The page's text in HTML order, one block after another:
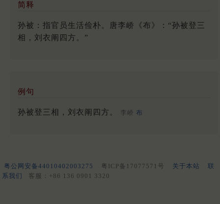
简释
孙被：指官员生活俭朴。唐李峤《布》：“孙被登三
相，刘衣阐四方。”
例句
孙被登三相，刘衣阐四方。 李峤 布
粤公网安备44010402003275 粤ICP备17077571号 关于本站
联
系我们
客服：+86 136 0901 3320